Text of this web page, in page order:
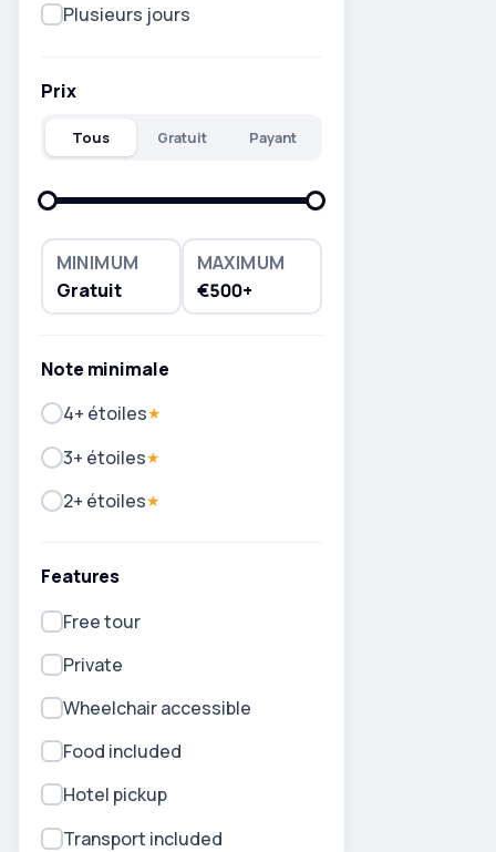
Plusieurs jours
Prix
Tous Gratuit Payant
MINIMUM
Gratuit
MAXIMUM
€500+
Note minimale
4+ étoiles★
3+ étoiles★
2+ étoiles★
Features
Free tour
Private
Wheelchair accessible
Food included
Hotel pickup
Transport included